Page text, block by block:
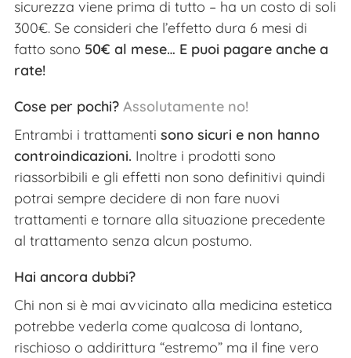
sicurezza viene prima di tutto – ha un costo di soli
300€. Se consideri che l’effetto dura 6 mesi di
fatto sono 50€ al mese… E puoi pagare anche a
rate!
Cose per pochi? Assolutamente no!
Entrambi i trattamenti sono sicuri e non hanno
controindicazioni. Inoltre i prodotti sono
riassorbibili e gli effetti non sono definitivi quindi
potrai sempre decidere di non fare nuovi
trattamenti e tornare alla situazione precedente
al trattamento senza alcun postumo.
Hai ancora dubbi?
Chi non si è mai avvicinato alla medicina estetica
potrebbe vederla come qualcosa di lontano,
rischioso o addirittura “estremo” ma il fine vero